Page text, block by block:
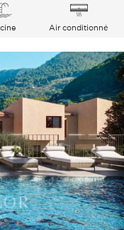
Air conditionné